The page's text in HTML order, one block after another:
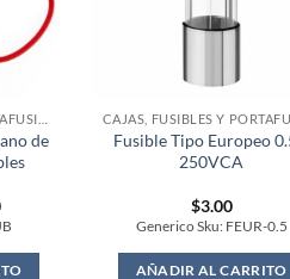
de
Current
price
is:
$17.00.
Fusible Tipo Europeo
250VCA
$3.00
Generico Sku: FEUR-0.5
AÑADIR AL CARRITO